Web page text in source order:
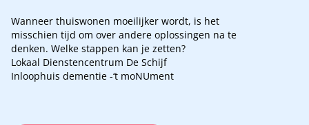
Wanneer thuiswonen moeilijker wordt, is het
misschien tijd om over andere oplossingen na te
denken. Welke stappen kan je zetten?
Lokaal Dienstencentrum De Schijf
Inloophuis dementie -‘t moNUment